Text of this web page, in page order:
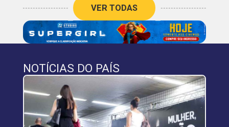
VER TODAS
NOTÍCIAS DO PAÍS